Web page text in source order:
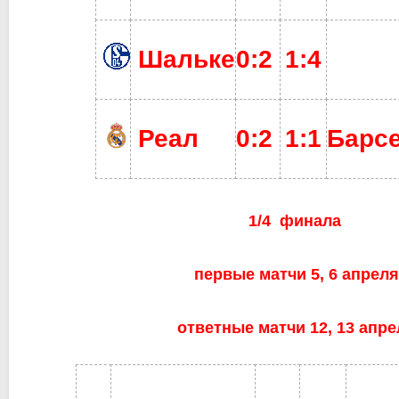
Шальке0:2 1:4
Реал 0:2 1:1
1/4 финала
первые матчи 5, 6 апреля
ответные матчи 12, 13